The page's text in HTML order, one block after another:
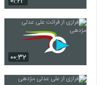
۰۰:۳۲